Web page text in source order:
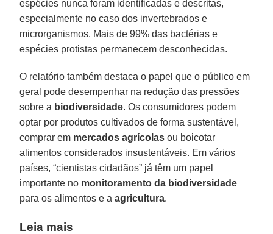
espécies nunca foram identificadas e descritas,
especialmente no caso dos invertebrados e
microrganismos. Mais de 99% das bactérias e
espécies protistas permanecem desconhecidas.
O relatório também destaca o papel que o público em
geral pode desempenhar na redução das pressões
sobre a biodiversidade. Os consumidores podem
optar por produtos cultivados de forma sustentável,
comprar em mercados agrícolas ou boicotar
alimentos considerados insustentáveis. Em vários
países, “cientistas cidadãos” já têm um papel
importante no monitoramento da biodiversidade
para os alimentos e aagricultura.
Leia mais